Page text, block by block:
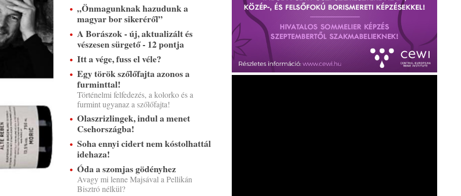
„Önmagunknak hazudunk a
magyar bor sikeréről”
A Borászok - új, aktualizált és
vészesen sürgető - 12 pontja
Itt a vége, fuss el véle?
Egy török szőlőfajta azonos a
furminttal!
Történelmi felfedezés, a kolorko és a
furmint ugyanaz a szőlőfajta!
Olaszrizlingek, indul a menet
Csehországba!
Soha ennyi cidert nem kóstolhattál
idehaza!
Óda a szomjas gödényhez
Avagy mi lenne Majsával a Pellikán
Bisztró nélkül?